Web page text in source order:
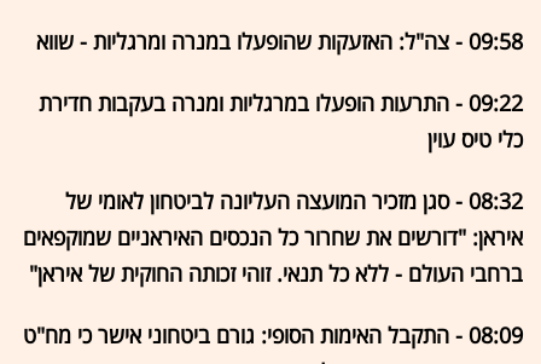
09:58 - צה"ל: האזעקות שהופעלו במנרה ומרגליות - שווא
09:22 - התרעות הופעלו במרגליות ומנרה בעקבות חדירת
כלי טיס עוין
08:32 - סגן מזכיר המועצה העליונה לביטחון לאומי של
איראן: "דורשים את שחרור כל הנכסים האיראניים שמוקפאים
ברחבי העולם - ללא כל תנאי. זוהי זכותה החוקית של איראן"
08:09 - התקבל האימות הסופי: גורם ביטחוני אישר כי מח"ט